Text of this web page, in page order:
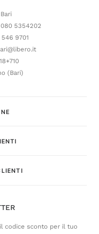
5354202
9701
(Bari)
codice sconto per il tuo
Service